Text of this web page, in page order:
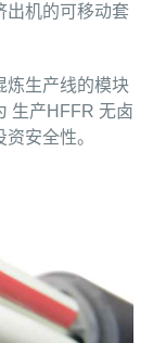
出机的可移动套
炼生产线的模块
生产HFFR 无卤
安全性。